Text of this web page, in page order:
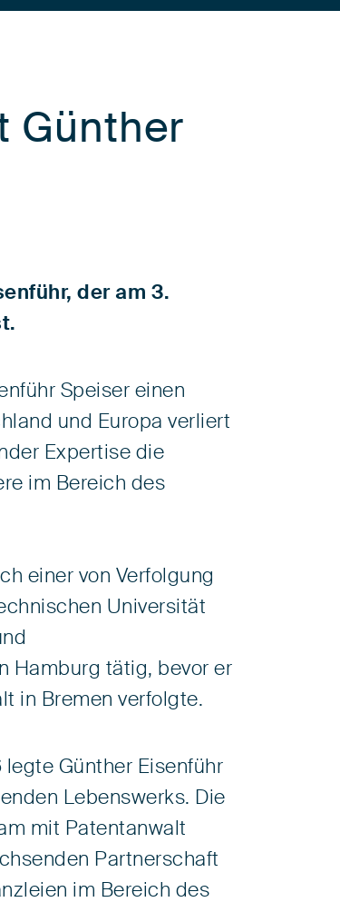
Günther
der am 3.
Speiser einen
und Europa verliert
Expertise die
im Bereich des
einer von Verfolgung
Universität
Hamburg tätig, bevor er
in Bremen verfolgte.
Günther Eisenführ
Lebenswerks. Die
mit Patentanwalt
Partnerschaft
im Bereich des